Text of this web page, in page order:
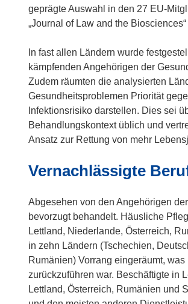
geprägte Auswahl in den 27 EU-
„Journal of Law and the
In fast allen Ländern wurde
kämpfenden Angehörigen der
Zudem räumten die analysierten
Gesundheitsproblemen Priorität
Infektionsrisiko darstellen. Dies sei
Behandlungskontext üblich und
Ansatz zur Rettung von mehr
Vernachlässigte
Abgesehen von den Angehörigen
bevorzugt behandelt. Häusliche
Lettland, Niederlande, Österreich,
in zehn Ländern (Tschechien,
Rumänien) Vorrang eingeräumt,
zurückzuführen war. Beschäftigte in
Lettland, Österreich, Rumänien und